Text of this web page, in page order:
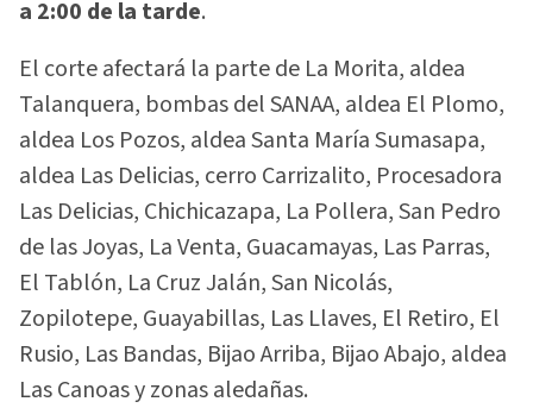
a 2:00 de la tarde.
El corte afectará la parte de La Morita, aldea
Talanquera, bombas del SANAA, aldea El Plomo,
aldea Los Pozos, aldea Santa María Sumasapa,
aldea Las Delicias, cerro Carrizalito, Procesadora
Las Delicias, Chichicazapa, La Pollera, San Pedro
de las Joyas, La Venta, Guacamayas, Las Parras,
El Tablón, La Cruz Jalán, San Nicolás,
Zopilotepe, Guayabillas, Las Llaves, El Retiro, El
Rusio, Las Bandas, Bijao Arriba, Bijao Abajo, aldea
Las Canoas y zonas aledañas.